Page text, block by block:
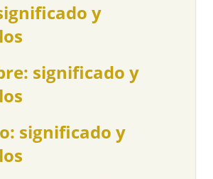
y
significado y
significado y